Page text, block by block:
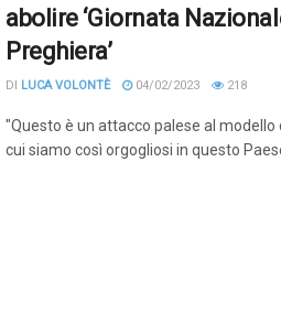
abolire ‘Giornata
Preghiera’
DI LUCA VOLONTÈ 04/02/2023 218
"Questo è un attacco palese al modello
cui siamo così orgogliosi in questo